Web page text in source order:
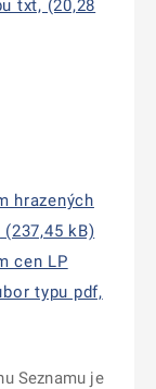
txt, (20,28
hrazených
kB)
cen LP
typu pdf,
Seznamu je